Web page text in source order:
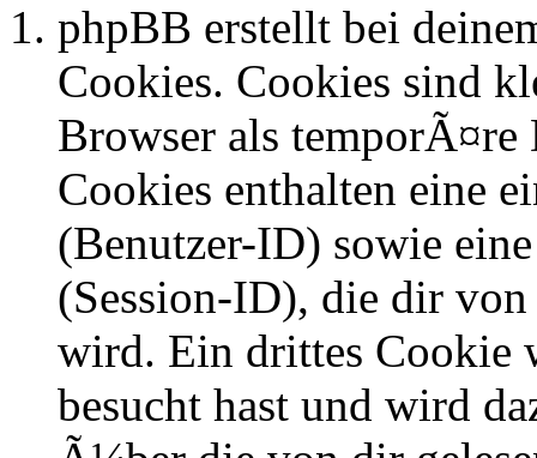
phpBB erstellt bei
Cookies. Cookies sind
Browser als temporÃ¤re
Cookies enthalten eine
(Benutzer-ID) sowie
(Session-ID), die dir
wird. Ein drittes Cookie
besucht hast und wird